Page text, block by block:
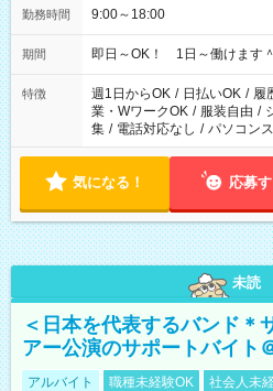
勤務時間 9:00～18:00
期間 即日～OK！ 1日～働けます＾
特徴 週1日からOK / 日払いOK / 履
業・WワークOK / 服装自由 /
集 / 電話対応なし / パソコン
気になる！ 応募
未読
＜日本を代表するバンド＊
アー公演のサポートバイト
アルバイト 職種未経験OK 社会人未